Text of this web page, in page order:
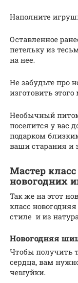
Наполните
Оставленное
петельку из
на нее.
Не забудьте про
изготовить
Необычный
поселится у вас
подарком
ваши старания и
Мастер
новогодних
Так же на этот
класс
стиле и из
Новогодняя
Чтобы получить
сердца, вам
чешуйки.